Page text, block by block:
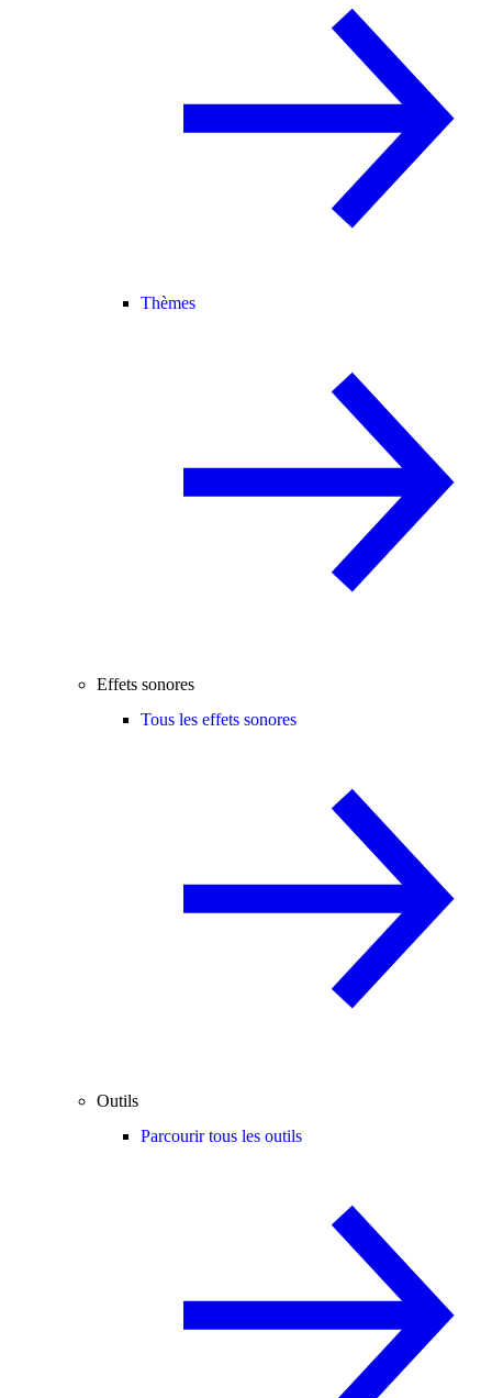
Thèmes
Effets sonores
Tous les effets sonores
Outils
Parcourir tous les outils